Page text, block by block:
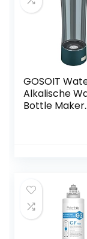
GOSOIT
Alkalische
Bottle Maker
Membraan
tot 800-1200
en PH van